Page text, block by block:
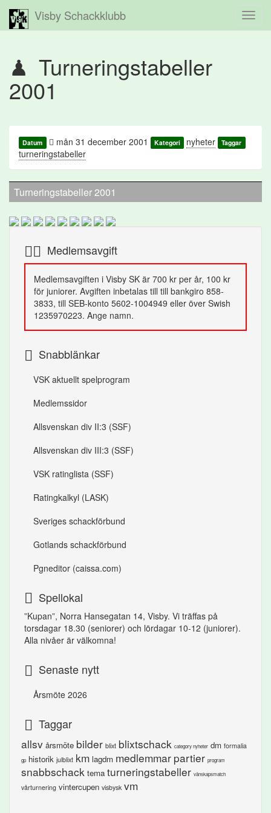
Visby Schackklubb
Turneringstabeller
2001
Datum mån 31 december 2001 Kategori nyheter Taggar
turneringstabeller
Turneringstabeller 2001
Medlemsavgift
Medlemsavgiften i Visby SK är 700 kr per år, 100 kr
för juniorer. Avgiften inbetalas till till bankgiro 858-
3833, till SEB-konto 5602-1004949 eller över Swish
1235970223. Ange namn.
Snabblänkar
VSK aktuellt spelprogram
Medlemssidor
Allsvenskan div II:3 (SSF)
Allsvenskan div III:3 (SSF)
VSK ratinglista (SSF)
Ratingkalkyl (LASK)
Sveriges schackförbund
Gotlands schackförbund
Pgneditor (caissa.com)
Spellokal
”Kupan”, Norra Hansegatan 14, Visby. Vi träffas på
torsdagar 18.30 (seniorer) och lördagar 10-12 (juniorer).
Alla nivåer är välkomna!
Senaste nytt
Årsmöte 2026
Taggar
allsv årsmöte bilder blixt blixtschack category nyheter dm formalia
gp historik julblixt km lagdm medlemmar partier program
snabbschack tema turneringstabeller vänskapsmatch
vårturnering vintercupen visbysk vm